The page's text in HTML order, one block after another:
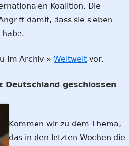
Koalition. Die
damit, dass sie sieben
habe.
im Archiv » Weltweit vor.
Deutschland geschlossen
Kommen wir zu dem Thema,
das in den letzten Wochen die